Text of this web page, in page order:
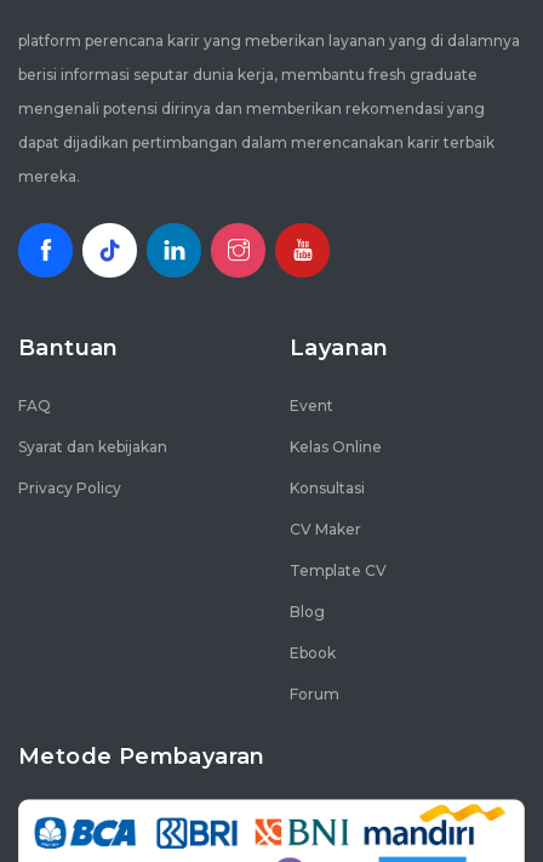
platform perencana karir yang meberikan layanan yang di dalamnya
berisi informasi seputar dunia kerja, membantu fresh graduate
mengenali potensi dirinya dan memberikan rekomendasi yang
dapat dijadikan pertimbangan dalam merencanakan karir terbaik
mereka.
Bantuan
FAQ
Syarat dan kebijakan
Privacy Policy
Layanan
Event
Kelas Online
Konsultasi
CV Maker
Template CV
Blog
Ebook
Forum
Metode Pembayaran